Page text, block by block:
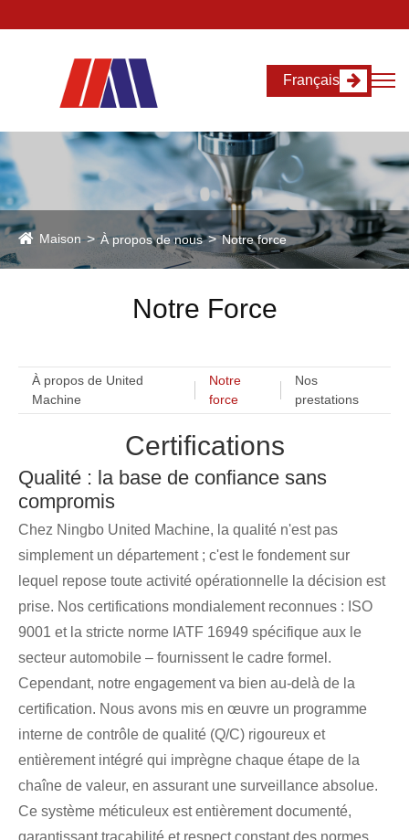
Français
Maison À propos de nous Notre force
Notre Force
À propos de United
Machine
Notre
force
Nos
prestations
Certifications
Qualité : la base de confiance sans
compromis
Chez Ningbo United Machine, la qualité n'est pas
simplement un département ; c'est le fondement sur
lequel repose toute activité opérationnelle la décision est
prise. Nos certifications mondialement reconnues : ISO
9001 et la stricte norme IATF 16949 spécifique aux le
secteur automobile – fournissent le cadre formel.
Cependant, notre engagement va bien au-delà de la
certification. Nous avons mis en œuvre un programme
interne de contrôle de qualité (Q/C) rigoureux et
entièrement intégré qui imprègne chaque étape de la
chaîne de valeur, en assurant une surveillance absolue.
Ce système méticuleux est entièrement documenté,
garantissant traçabilité et respect constant des normes